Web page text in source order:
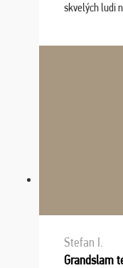
skvelých ludi
sa na budúci
Stefan I.
Grandslam